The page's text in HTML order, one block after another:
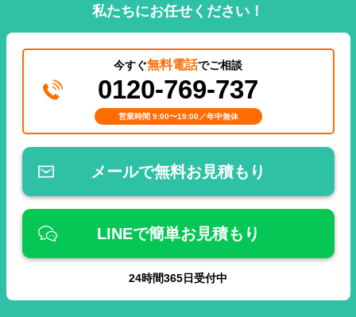
私たちにお任せください！
今すぐ無料電話でご相談
0120-769-737
営業時間 9:00〜19:00／年中無休
メールで無料お見積もり
LINEで簡単お見積もり
24時間365日受付中